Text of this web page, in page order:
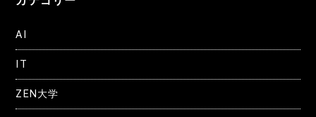
AI
IT
ZEN大学